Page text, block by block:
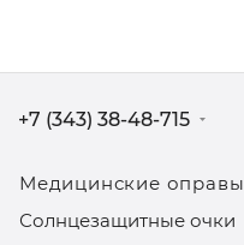
Медицинские оправы
Солнцезащитные очки
+7 (343) 38-48-715